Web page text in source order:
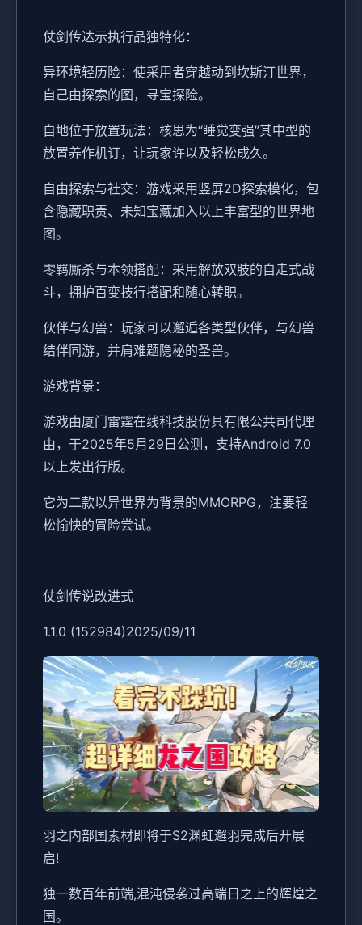
仗剑传达示执行品独特化：
异环境轻历险：使采用者穿越动到坎斯汀世界，
自己由探索的图，寻宝探险。
自地位于放置玩法：核思为“睡觉变强”其中型的
放置养作机订，让玩家许以及轻松成久。
自由探索与社交：游戏采用竖屏2D探索模化，包
含隐藏职责、未知宝藏加入以上丰富型的世界地
图。
零羁厮杀与本领搭配：采用解放双肢的自走式战
斗，拥护百变技行搭配和随心转职。
伙伴与幻兽：玩家可以邂逅各类型伙伴，与幻兽
结伴同游，并肩难题隐秘的圣兽。
游戏背景：
游戏由厦门雷霆在线科技股份具有限公共司代理
由，于2025年5月29日公测，支持Android 7.0
以上发出行版。
它为二款以异世界为背景的MMORPG，注要轻
松愉快的冒险尝试。
仗剑传说改进式
1.1.0 (152984)2025/09/11
羽之内部国素材即将于S2渊虹邂羽完成后开展
启!
独一数百年前端,混沌侵袭过高端日之上的辉煌之
国。